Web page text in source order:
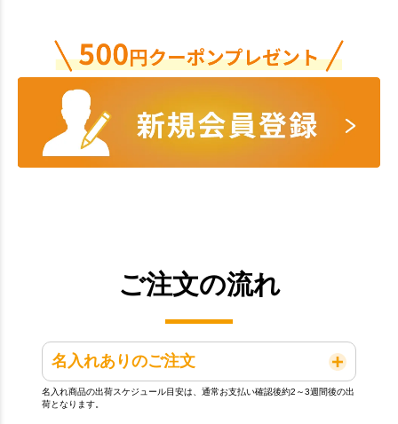
ご注文の流れ
名入れありのご注文
名入れ商品の出荷スケジュール目安は、通常お支払い確認後約2～3週間後の出
荷となります。